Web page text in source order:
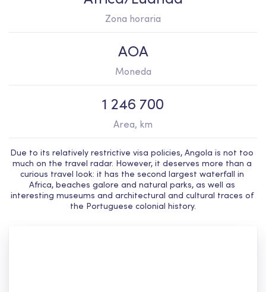
Zona horaria
AOA
Moneda
1 246 700
Area, km
Due to its relatively restrictive visa policies, Angola is not too
much on the travel radar. However, it deserves more than a
curious travel look: it has the second largest waterfall in
Africa, beaches galore and natural parks, as well as
interesting museums and architectural and cultural traces of
the Portuguese colonial history.